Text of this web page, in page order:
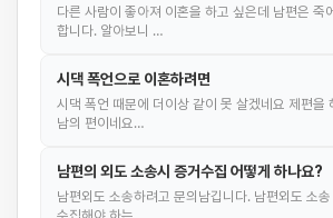
다른 사람이 좋아져 이혼을 하고 싶은데 남편은 죽
합니다. 알아보니 …
시댁 폭언으로 이혼하려면
시댁 폭언 때문에 더이상 같이 못 살겠네요 제편을
남의 편이네요…
남편의 외도 소송시 증거수집 어떻게 하나요?
남편외도 소송하려고 문의남깁니다. 남편외도 소